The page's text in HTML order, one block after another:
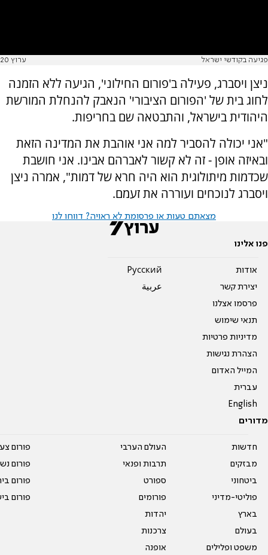
פגיעה בקודשי ישראל ערוץ 20
ניצן ויסברג, פעילה ב'פורום החילוני', הגיעה ללא הזמנה
לחוג בית של 'הפורום הציבורי' הנאבק להנחלת המורשת
היהודית בישראל, והתבטאה שם בחריפות.
"אני יכולה להסביר למה אני אוהבת את המדינה הזאת
ובאיזה אופן - זה לא קשור לאברהם אבינו. אני חושבת
שכדמות מיתולוגית הוא היה חרא של דמות", אמרה ניצן
ויסברג לנוכחים ועוררה את זעמם.
מצאתם טעות או פרסומת לא ראויה? דווחו לנו
פנו אלינו
אודות
יצירת קשר
פרסמו אצלנו
תנאי שימוש
מדיניות פרטיות
הצהרת נגישות
המייל האדום
עברית
English
Pусский
عربية
מדורים
חדשות
מבזקים
ביטחוני
פוליטי-מדיני
בארץ
בעולם
משפט ופלילים
העולם הערבי
תרבות ופנאי
ספורט
פורומים
יהדות
צרכנות
אופנה
פורום
פורום
פורום
פורום